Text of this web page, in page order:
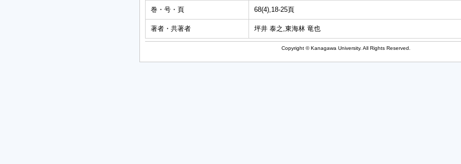
巻・号・頁 68(4),18-25頁
著者・共著者 坪井 泰之,東海林 竜也
Copyright © Kanagawa University. All Rights Reserved.